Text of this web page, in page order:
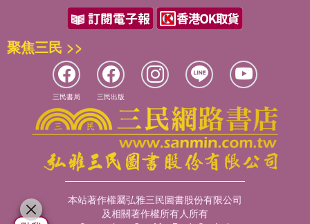
聚焦三民 >>
三民書局 三民出版
本站著作權屬弘雅三民圖書股份有限公司
及相關著作權所有人所有